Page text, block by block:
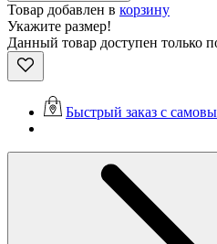
Товар добавлен в корзину
Укажите размер!
Данный товар доступен только
Быстрый заказ с